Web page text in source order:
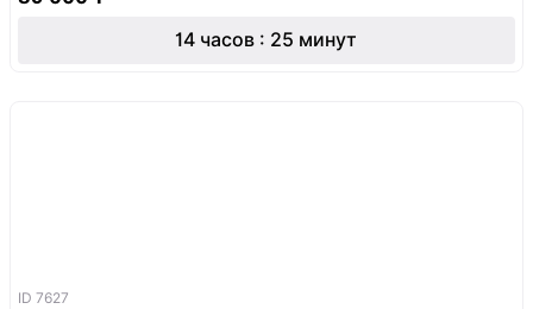
14 часов : 25 минут
ID 7627